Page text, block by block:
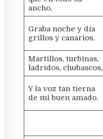
ancho,
Graba noche y día
grillos y canarios,
Martillos, turbinas,
ladridos, chubascos,
Y la voz tan tierna
de mi buen amado.